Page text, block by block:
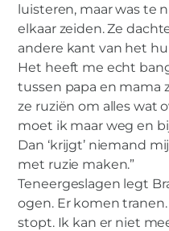
luisteren, maar was te
elkaar zeiden. Ze
andere kant van het
Het heeft me echt
tussen papa en mama
ze ruziën om alles wat
moet ik maar weg en
Dan ‘krijgt’ niemand
met ruzie maken.”
Teneergeslagen legt
ogen. Er komen
stopt. Ik kan er niet